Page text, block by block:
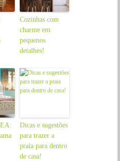
Cozinhas com
charme em
pequenos
detalhes!
Dicas e sugestões
para trazer a
praia para dentro
de casa!